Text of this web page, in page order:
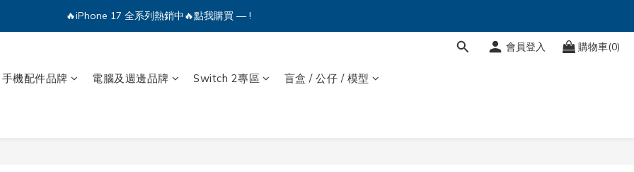
🔥iPhone 17 全系列熱銷中🔥點我購買 — !
會員登入 購物車(0)
手機配件品牌 電腦及週邊品牌 Switch 2專區 盲盒 / 公仔 / 模型